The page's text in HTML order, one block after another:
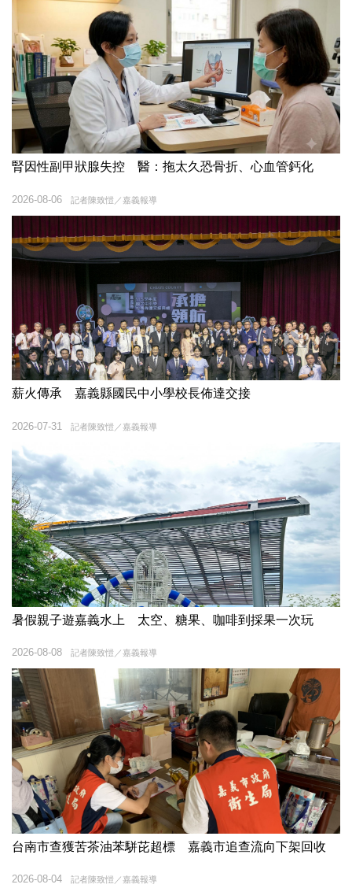
腎因性副甲狀腺失控 醫：拖太久恐骨折、心血管鈣化
記者陳致愷／嘉義報導
2026-08-06
薪火傳承 嘉義縣國民中小學校長佈達交接
記者陳致愷／嘉義報導
2026-07-31
暑假親子遊嘉義水上 太空、糖果、咖啡到採果一次玩
記者陳致愷／嘉義報導
2026-08-08
台南市查獲苦茶油苯駢芘超標 嘉義市追查流向下架回收
記者陳致愷／嘉義報導
2026-08-04